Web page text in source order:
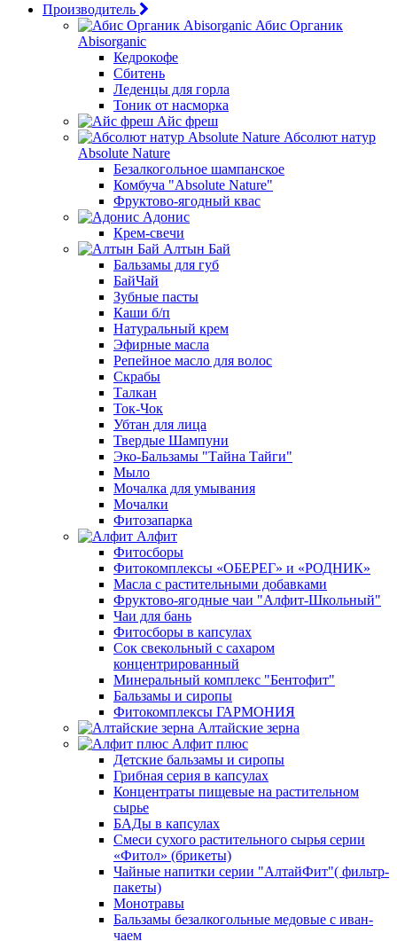
Производитель
Абис Органик
Abisorganic
Кедрокофе
Сбитень
Леденцы для горла
Тоник от насморка
Айс фреш
Абсолют натур
Absolute Nature
Безалкогольное шампанское
Комбуча "Absolute Nature"
Фруктово-ягодный квас
Адонис
Крем-свечи
Алтын Бай
Бальзамы для губ
БайЧай
Зубные пасты
Каши б/п
Натуральный крем
Эфирные масла
Репейное масло для волос
Скрабы
Талкан
Ток-Чок
Убтан для лица
Твердые Шампуни
Эко-Бальзамы "Тайна Тайги"
Мыло
Мочалка для умывания
Мочалки
Фитозапарка
Алфит
Фитосборы
Фитокомплексы «ОБЕРЕГ» и «РОДНИК»
Масла с растительными добавками
Фруктово-ягодные чаи "Алфит-Школьный"
Чаи для бань
Фитосборы в капсулах
Сок свекольный с сахаром
концентрированный
Минеральный комплекс "Бентофит"
Бальзамы и сиропы
Фитокомплексы ГАРМОНИЯ
Алтайские зерна
Алфит плюс
Детские бальзамы и сиропы
Грибная серия в капсулах
Концентраты пищевые на растительном
сырье
БАДы в капсулах
Смеси сухого растительного сырья серии
«Фитол» (брикеты)
Чайные напитки серии "АлтайФит"( фильтр-
пакеты)
Монотравы
Бальзамы безалкогольные медовые с иван-
чаем